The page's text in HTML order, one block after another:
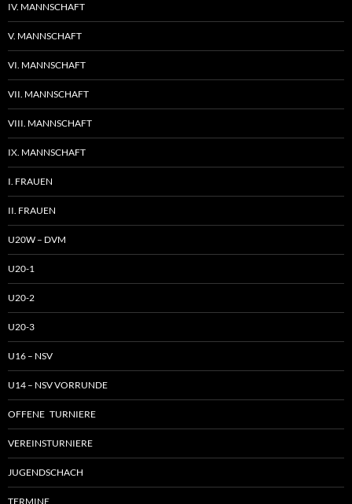
IV. MANNSCHAFT
V. MANNSCHAFT
VI. MANNSCHAFT
VII. MANNSCHAFT
VIII. MANNSCHAFT
IX. MANNSCHAFT
I. FRAUEN
II. FRAUEN
U20W – DVM
U20-1
U20-2
U20-3
U16 – NSV
U14 – NSV VORRUNDE
OFFENE TURNIERE
VEREINSTURNIERE
JUGENDSCHACH
TERMINE